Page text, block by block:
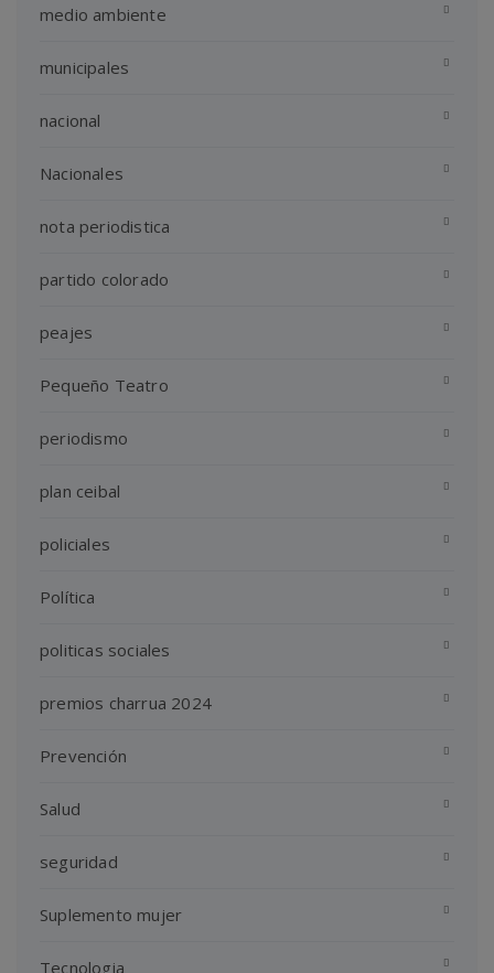
medio ambiente
municipales
nacional
Nacionales
nota periodistica
partido colorado
peajes
Pequeño Teatro
periodismo
plan ceibal
policiales
Política
politicas sociales
premios charrua 2024
Prevención
Salud
seguridad
Suplemento mujer
Tecnologia